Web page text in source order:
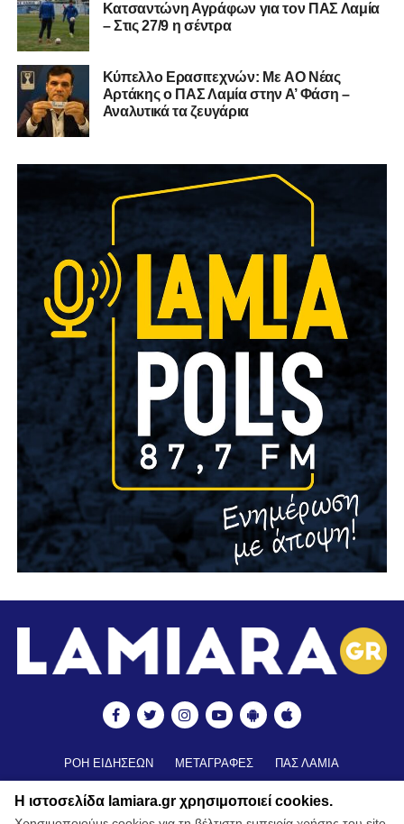
Κατσαντώνη Αγράφων για τον ΠΑΣ Λαμία
– Στις 27/9 η σέντρα
Kύπελλο Ερασιτεχνών: Με AO Nέας
Αρτάκης ο ΠΑΣ Λαμία στην Α’ Φάση –
Αναλυτικά τα ζευγάρια
ΡΟΗ ΕΙΔΗΣΕΩΝ ΜΕΤΑΓΡΑΦΕΣ
ΠΑΣ ΛΑΜΙΑ
ΒΑΘΜΟΛΟΓΙΑ ΑΚΑΔΗΜΙΩΝ
ΚΥΠΕΛΛΟ
Η ιστοσελίδα lamiara.gr χρησιμοποιεί cookies.